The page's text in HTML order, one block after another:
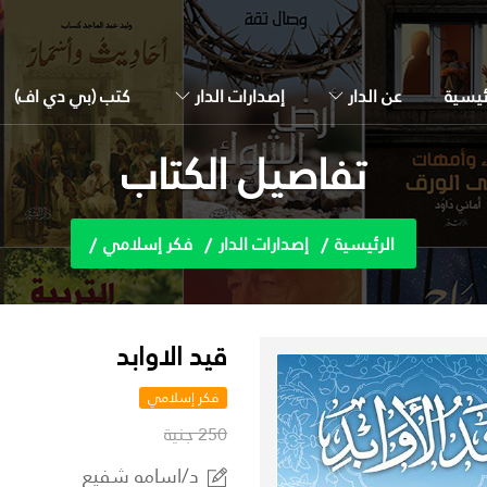
عن الدار إصدارات الدار كتب (بي دي اف)
تفاصيل الكتاب
الرئيسية إصدارات الدار فكر إسلامي
قيد الاوابد
فكر إسلامي
250 جنية
د/اسامه شفيع